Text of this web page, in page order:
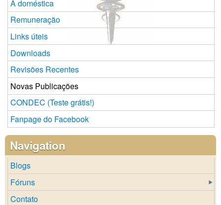
A doméstica
Remuneração
Links úteis
Downloads
Revisões Recentes
Novas Publicações
CONDEC (Teste grátis!)
Fanpage do Facebook
Navigation
Blogs
Fóruns
Contato